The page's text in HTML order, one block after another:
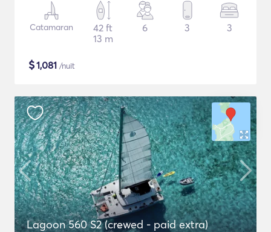
Catamaran
42 ft
13 m
6 3 3
$1,081 /nuit
Lagoon 560 S2 (crewed - paid extra)